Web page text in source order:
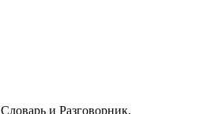
и Разговорник,